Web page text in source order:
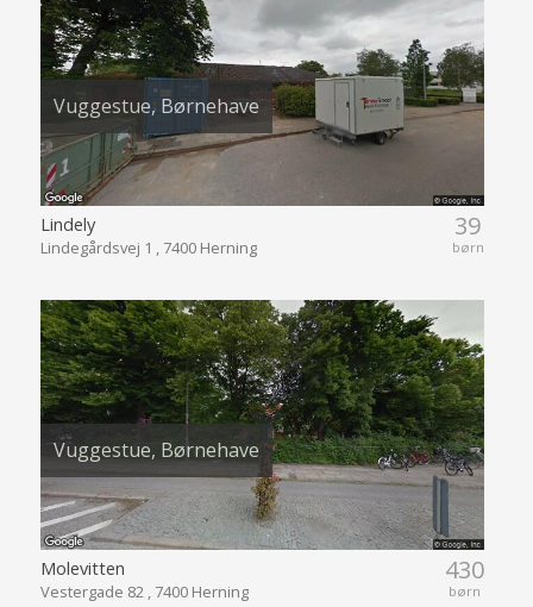
Vuggestue, Børnehave
39
børn
Lindely
Lindegårdsvej 1 , 7400 Herning
Vuggestue, Børnehave
430
børn
Molevitten
Vestergade 82 , 7400 Herning